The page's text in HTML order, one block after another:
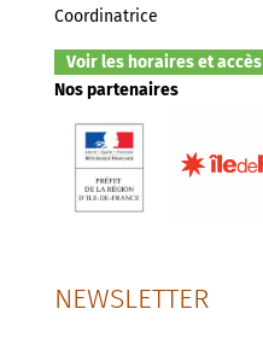
Coordinatrice
Voir les horaires et accès
Nos partenaires
NEWSLETTER